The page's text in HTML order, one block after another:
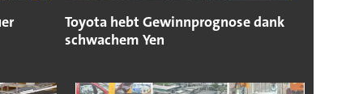
Toyota hebt Gewinnprognose dank
schwachem Yen